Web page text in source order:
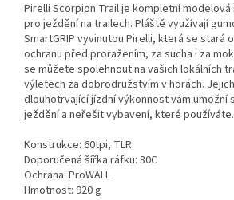
Pirelli Scorpion Trail je kompletní
pro ježdění na trailech. Pláště využívají
SmartGRIP vyvinutou Pirelli, která se stará
ochranu před proražením, za sucha i za
se můžete spolehnout na vašich lokálních
výletech za dobrodružstvím v horách.
dlouhotrvající jízdní výkonnost vám umožní
ježdění a neřešit vybavení, které používáte.
Konstrukce: 60tpi, TLR
Doporučená šířka ráfku: 30C
Ochrana: ProWALL
Hmotnost: 920 g